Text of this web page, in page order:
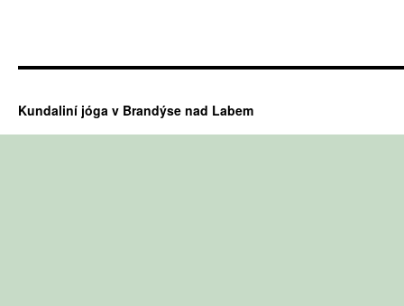
Kundaliní jóga v Brandýse nad Labem